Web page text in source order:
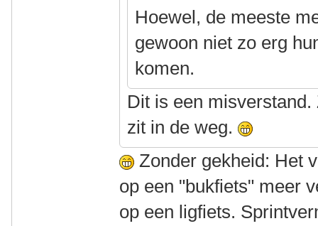
Hoewel, de meeste
gewoon niet zo erg
komen.
Dit is een
zit in de weg.
Zonder gekheid: Het
op een "bukfiets" meer
op een ligfiets.